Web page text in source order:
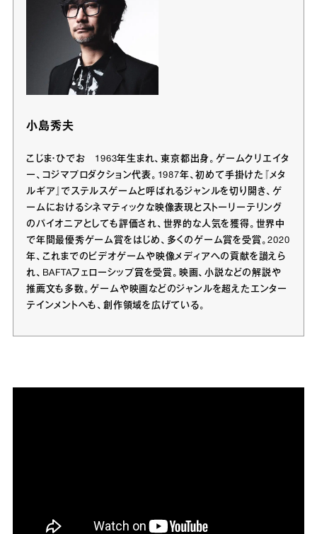
小島秀夫
こじま・ひでお 1963年生まれ、東京都出身。ゲームクリエイタ
ー、コジマプロダクション代表。1987年、初めて手掛けた『メタ
ルギア』でステルスゲームと呼ばれるジャンルを切り開き、ゲ
ームにおけるシネマティックな映像表現とストーリーテリング
のパイオニアとしても評価され、世界的な人気を獲得。世界中
で年間最優秀ゲーム賞をはじめ、多くのゲーム賞を受賞。2020
年、これまでのビデオゲームや映像メディアへの貢献を讃えら
れ、BAFTAフェローシップ賞を受賞。映画、小説などの解説や
推薦文も多数。ゲームや映画などのジャンルを超えたエンター
テインメントへも、創作領域を広げている。